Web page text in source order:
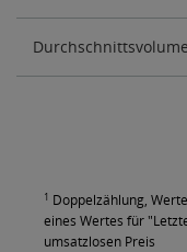
1 Doppelzählung,
eines Wertes für
umsatzlosen Preis